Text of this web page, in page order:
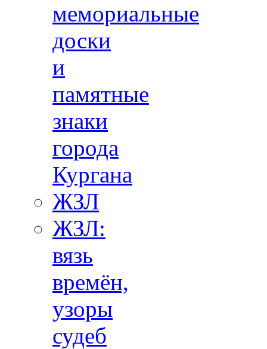
мемориальные
доски
и
памятные
знаки
города
Кургана
ЖЗЛ
ЖЗЛ:
вязь
времён,
узоры
судеб